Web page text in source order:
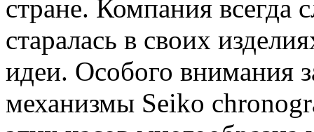
стране. Компания всегда
старалась в своих
идеи. Особого внимания
механизмы Seiko